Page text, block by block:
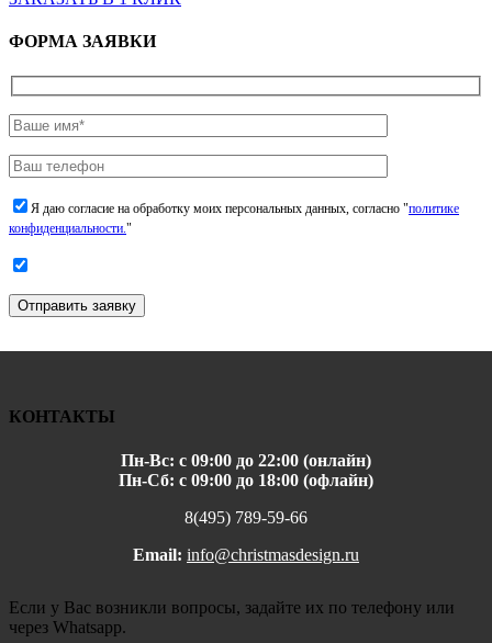
ФОРМА ЗАЯВКИ
Я даю согласие на обработку моих персональных данных, согласно "политике
конфиденциальности."
Отправить заявку
КОНТАКТЫ
Пн-Вс: с 09:00 до 22:00 (онлайн)
Пн-Сб: с 09:00 до 18:00 (офлайн)
8(495) 789-59-66
Email: info@christmasdesign.ru
Если у Вас возникли вопросы, задайте их по телефону или
через Whatsapp.